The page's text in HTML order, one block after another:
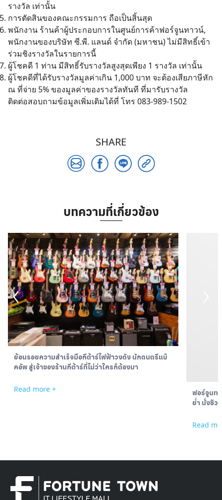
for:
รางวัล เท่านั้น
การตัดสินของคณะกรรมการ ถือเป็นสิ้นสุด
พนักงาน ร้านค้าผู้ประกอบการในศูนย์การค้าฟอร์จูนทาวน์,
พนักงานของบริษัท ซี.พี. แลนด์ จำกัด (มหาชน) ไม่มีสิทธิ์เข้า
ร่วมชิงรางวัลในรายการนี้
ผู้โชคดี 1 ท่าน มีสิทธิ์รับรางวัลสูงสุดเพียง 1 รางวัล เท่านั้น
ผู้โชคดีที่ได้รับรางวัลมูลค่าเกิน 1,000 บาท จะต้องเสียภาษีหัก
ณ ที่จ่าย 5% ของมูลค่าของรางวัลทันที ที่มารับรางวัล
ติดต่อสอบถามข้อมูลเพิ่มเติมได้ที่ โทร 083-989-1502
SHARE
บทความที่เกี่ยวข้อง
ย้อนรอยความสำเร็จมือกีต้าร์ไฟฟ้าวงดัง นักดนตรีแบ็
คอัพ สู่เจ้าของร้านกีต้าร์ที่ไม่ว่าใครก็ต้องมา
Read more +
ฟอร์จูนท
ย่ำ นั่งชิว
Read